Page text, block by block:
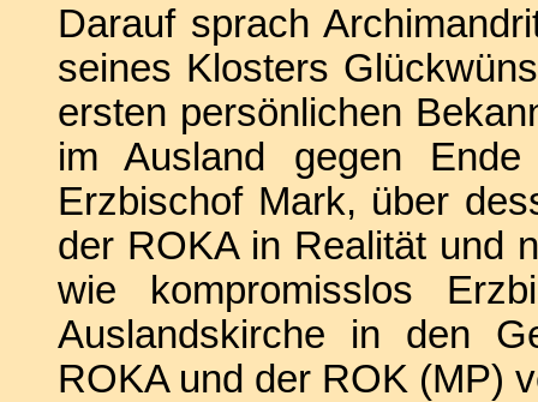
Darauf sprach
seines Klosters
ersten persönlichen
im Ausland gegen
Erzbischof Mark, über
der ROKA in Realität und
wie kompromisslos
Auslandskirche in den
ROKA und der ROK (MP)